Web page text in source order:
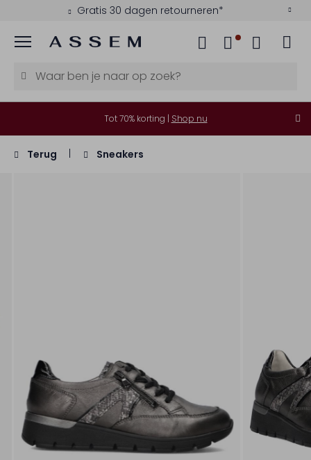
Gratis 30 dagen retourneren*
Menu
Tot 70% korting | Shop nu
Terug Sneakers